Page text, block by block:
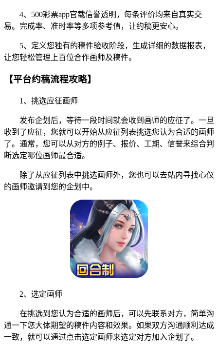
4、500彩票app官载信誉透明，每条评价均来自真实交
易。完成率、准时率等多项参考值，让约稿更安心。
5、定义您独有的稿件验收阶段，生成详细的数据报表，
让您轻松管理上百位合作画师及稿件。
【平台约稿流程攻略】
1、挑选应征画师
发布企划后，等待一段时间就会收到画师的应征了。一旦
收到了应征，您就可以开始从应征列表挑选您认为合适的画师
了。通常，您可以从对方的例子、报价、工期、信誉来综合判
断选定哪位画师最合适。
除了从应征列表中挑选画师外，您也可以去站内寻找心仪
的画师邀请到您的企划中。
2、选定画师
在挑选到您认为合适的画师后，可以先联系对方，简单沟
通一下您大体期望的稿件内容和效果。如果双方沟通顺利达成
一致，就可以通过点击选定画师来选定对方加入企划了。